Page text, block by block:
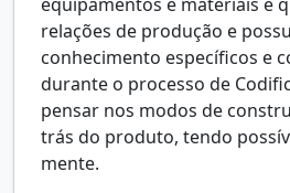
relações de produção e
conhecimento específicos e
durante o processo de
pensar nos modos de
trás do produto, tendo
mente.